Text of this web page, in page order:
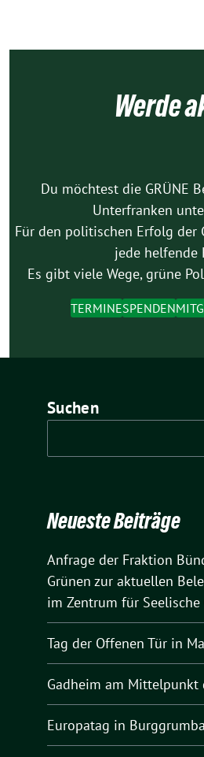
Werde
Du möchtest die GRÜNE
Unterfranken
Für den politischen Erfolg der
jede helfende
Es gibt viele Wege, grüne
TERMINESPENDEN
Suchen
Neueste Beiträge
Anfrage der Fraktion
Grünen zur aktuellen
im Zentrum für
Tag der Offenen Tür in
Gadheim am Mittelpunkt
Europatag in